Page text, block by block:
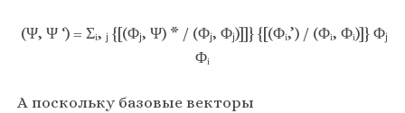
(Ψ, Ψ ‘) = Σᵢ, ⱼ {[(Φⱼ, Ψ) * / (Φⱼ, Φⱼ)]]} {[(Φᵢ,’) / (Φᵢ, Φᵢ)]} Φⱼ
Φᵢ
А поскольку базовые векторы